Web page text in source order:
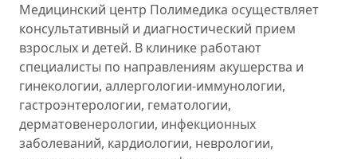
Медицинский центр Полимедика осуществляет
консультативный и диагностический прием
взрослых и детей. В клинике работают
специалисты по направлениям акушерства и
гинекологии, аллергологии-иммунологии,
гастроэнтерологии, гематологии,
дерматовенерологии, инфекционных
заболеваний, кардиологии, неврологии,